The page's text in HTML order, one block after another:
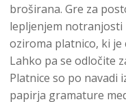
broširana. Gre za
lepljenjem
oziroma platnico, ki
Lahko pa se odločite
Platnice so po navadi
papirja gramature